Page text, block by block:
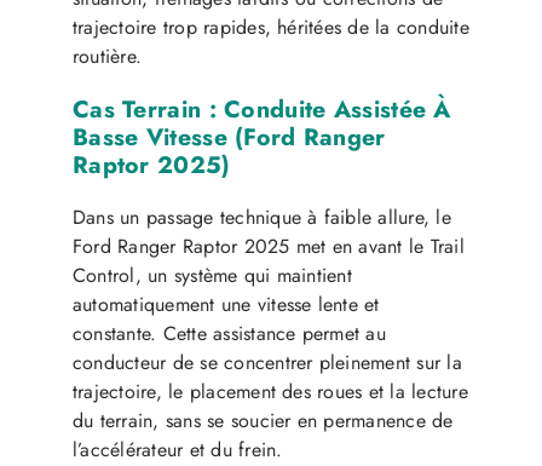
trajectoire trop rapides, héritées de la conduite
routière.
Cas Terrain : Conduite Assistée À
Basse Vitesse (Ford Ranger
Raptor 2025)
Dans un passage technique à faible allure, le
Ford Ranger Raptor 2025 met en avant le Trail
Control, un système qui maintient
automatiquement une vitesse lente et
constante. Cette assistance permet au
conducteur de se concentrer pleinement sur la
trajectoire, le placement des roues et la lecture
du terrain, sans se soucier en permanence de
l’accélérateur et du frein.